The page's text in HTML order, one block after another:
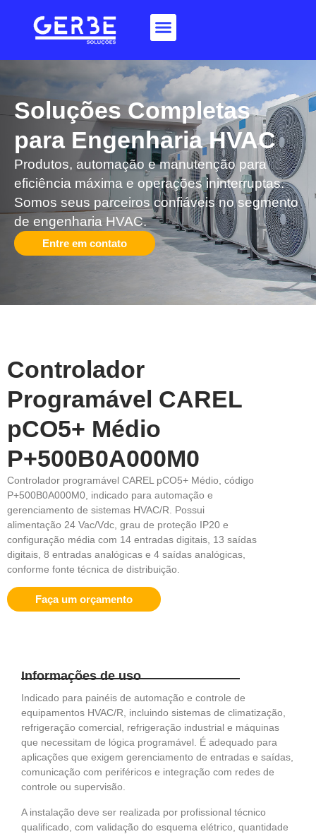
Soluções Completas
para Engenharia HVAC​
Produtos, automação e manutenção para
eficiência máxima e operações ininterruptas.
Somos seus parceiros confiáveis no segmento
de engenharia HVAC.
Entre em contato
Controlador
Programável CAREL
pCO5+ Médio
P+500B0A000M0
Controlador programável CAREL pCO5+ Médio, código
P+500B0A000M0, indicado para automação e
gerenciamento de sistemas HVAC/R. Possui
alimentação 24 Vac/Vdc, grau de proteção IP20 e
configuração média com 14 entradas digitais, 13 saídas
digitais, 8 entradas analógicas e 4 saídas analógicas,
conforme fonte técnica de distribuição.
Faça um orçamento
Informações de uso
Indicado para painéis de automação e controle de
equipamentos HVAC/R, incluindo sistemas de climatização,
refrigeração comercial, refrigeração industrial e máquinas
que necessitam de lógica programável. É adequado para
aplicações que exigem gerenciamento de entradas e saídas,
comunicação com periféricos e integração com redes de
controle ou supervisão.
A instalação deve ser realizada por profissional técnico
qualificado, com validação do esquema elétrico, quantidade